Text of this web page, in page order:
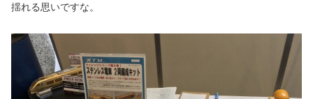
揺れる思いですな。